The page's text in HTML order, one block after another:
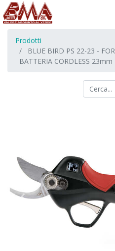
Prodotti
BLUE BIRD PS 22-23 -
BATTERIA CORDLESS 23mm